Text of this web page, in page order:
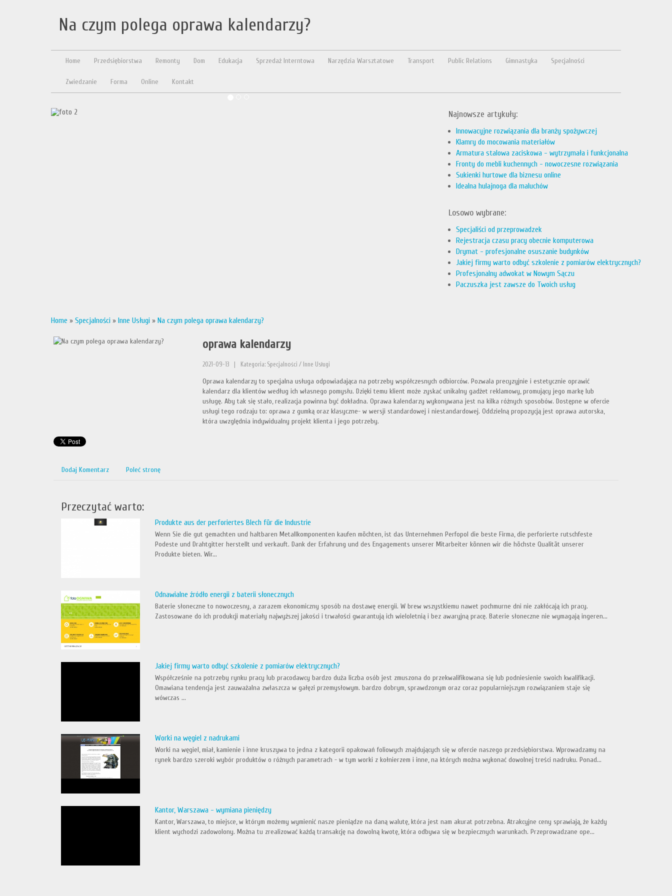
Na czym polega oprawa kalendarzy?
Home Przedsiębiorstwa Remonty Dom Edukacja Sprzedaż Interntowa Narzędzia Warsztatowe Transport Public Relations Gimnastyka Specjalności
Zwiedzanie Forma Online Kontakt
Najnowsze artykuły:
Innowacyjne rozwiązania dla branży spożywczej
Klamry do mocowania materiałów
Armatura stalowa zaciskowa - wytrzymała i funkcjonalna
Fronty do mebli kuchennych - nowoczesne rozwiązania
Sukienki hurtowe dla biznesu online
Idealna hulajnoga dla maluchów
Losowo wybrane:
Specjaliści od przeprowadzek
Rejestracja czasu pracy obecnie komputerowa
Drymat - profesjonalne osuszanie budynków
Jakiej firmy warto odbyć szkolenie z pomiarów elektrycznych?
Profesjonalny adwokat w Nowym Sączu
Paczuszka jest zawsze do Twoich usług
Home » Specjalności » Inne Usługi » Na czym polega oprawa kalendarzy?
oprawa kalendarzy
2021-09-13 Kategoria: Specjalności / Inne Usługi
Oprawa kalendarzy to specjalna usługa odpowiadająca na potrzeby współczesnych odbiorców. Pozwala precyzyjnie i estetycznie oprawić
kalendarz dla klientów według ich własnego pomysłu. Dzięki temu klient może zyskać unikalny gadżet reklamowy, promujący jego markę lub
usługę. Aby tak się stało, realizacja powinna być dokładna. Oprawa kalendarzy wykonywana jest na kilka różnych sposobów. Dostępne w ofercie
usługi tego rodzaju to: oprawa z gumką oraz klasyczne- w wersji standardowej i niestandardowej. Oddzielną propozycją jest oprawa autorska,
która uwzględnia indywidualny projekt klienta i jego potrzeby.
Dodaj Komentarz Poleć stronę
Przeczytać warto:
Produkte aus der perforiertes Blech für die Industrie
Wenn Sie die gut gemachten und haltbaren Metallkomponenten kaufen möchten, ist das Unternehmen Perfopol die beste Firma, die perforierte rutschfeste
Podeste und Drahtgitter herstellt und verkauft. Dank der Erfahrung und des Engagements unserer Mitarbeiter können wir die höchste Qualität unserer
Produkte bieten. Wir...
Odnawialne źródło energii z baterii słonecznych
Baterie słoneczne to nowoczesny, a zarazem ekonomiczny sposób na dostawę energii. W brew wszystkiemu nawet pochmurne dni nie zakłócają ich pracy.
Zastosowane do ich produkcji materiały najwyższej jakości i trwałości gwarantują ich wieloletnią i bez awaryjną pracę. Baterie słoneczne nie wymagają ingeren...
Jakiej firmy warto odbyć szkolenie z pomiarów elektrycznych?
Współcześnie na potrzeby rynku pracy lub pracodawcy bardzo duża liczba osób jest zmuszona do przekwalifikowana się lub podniesienie swoich kwalifikacji.
Omawiana tendencja jest zauważalna zwłaszcza w gałęzi przemysłowym. bardzo dobrym, sprawdzonym oraz coraz popularniejszym rozwiązaniem staje się
wówczas ...
Worki na węgiel z nadrukami
Worki na węgiel, miał, kamienie i inne kruszywa to jedna z kategorii opakowań foliowych znajdujących się w ofercie naszego przedsiębiorstwa. Wprowadzamy na
rynek bardzo szeroki wybór produktów o różnych parametrach - w tym worki z kołnierzem i inne, na których można wykonać dowolnej treści nadruku. Ponad...
Kantor, Warszawa - wymiana pieniędzy
Kantor, Warszawa, to miejsce, w którym możemy wymienić nasze pieniądze na daną walutę, która jest nam akurat potrzebna. Atrakcyjne ceny sprawiają, że każdy
klient wychodzi zadowolony. Można tu zrealizować każdą transakcję na dowolną kwotę, która odbywa się w bezpiecznych warunkach. Przeprowadzane ope...